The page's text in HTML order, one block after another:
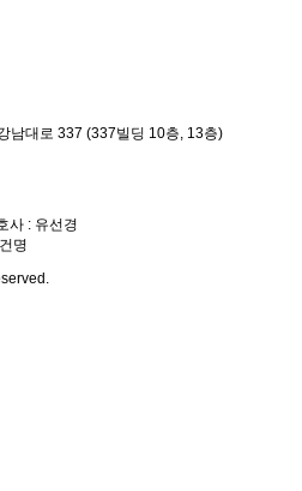
남대로 337 (337빌딩 10층, 13층)
사 : 유선경
명